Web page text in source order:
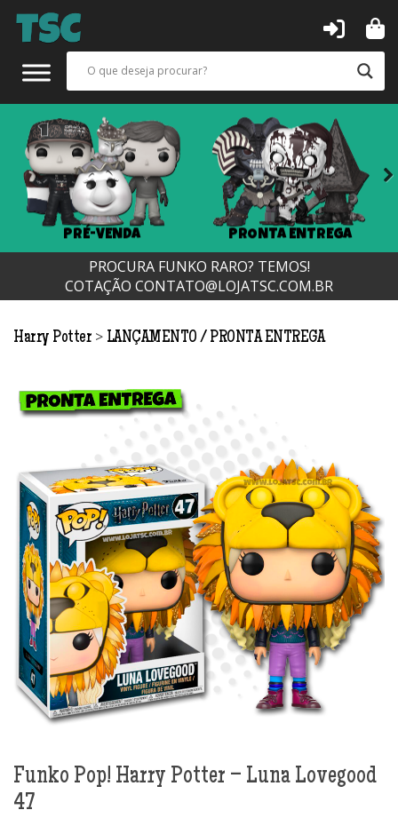
PRÉ-VENDA PRONTA ENTREGA
Next
PROCURA FUNKO RARO? TEMOS!
COTAÇÃO CONTATO@LOJATSC.COM.BR
Harry Potter > LANÇAMENTO PRONTA ENTREGA
Funko Pop! Harry Potter – Luna Lovegood
47